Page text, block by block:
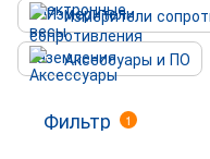
Измерители
Аксессуары и ПО
Фильтр 1